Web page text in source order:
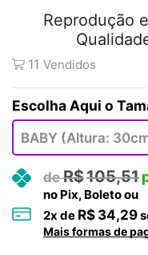
Reprodução
11 Vendidos
R$105,51
no Pix, Boleto ou
2x de R$ 34,29
Mais formas de